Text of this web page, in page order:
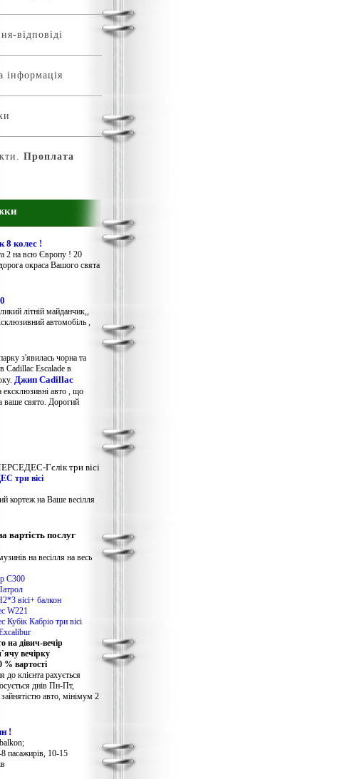
відповіді
інформація
Проплата
8 колес !
2 на всю Європу ! 20
окраса Вашого свята
літній майданчик,,
автомобіль ,
з'явилась чорна та
Cadillac Escalade в
Джип Cadillac
ексклюзивні авто , що
ваше свято. Дорогий
Гєлік три вісі
три вісі
кортеж на Ваше весілля
вартість послуг
на весілля на весь
С300
вісі+ балкон
W221
Кубік Кабріо три вісі
на дівич-вечір
вечірку
% вартості
до клієнта рахується
днів Пн-Пт,
авто, мінімум 2
!
пасажирів, 10-15